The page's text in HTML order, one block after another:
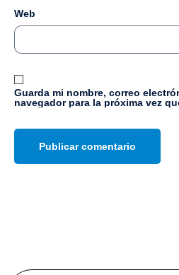
Web
Guarda mi nombre, correo
navegador para la próxima vez